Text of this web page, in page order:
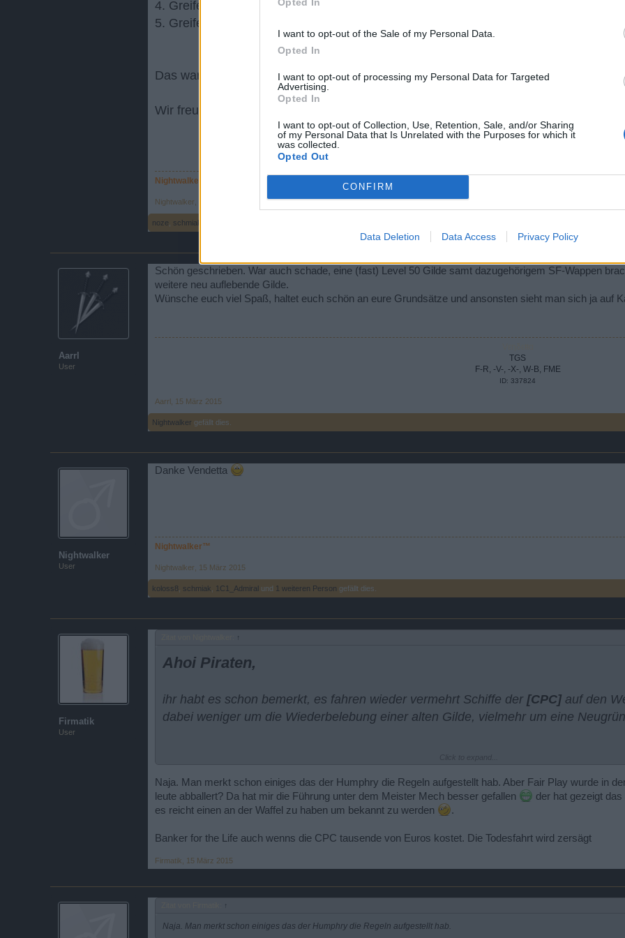
I want to opt-out of the Sale of my Personal Data.
Opted In
I want to opt-out of processing my Personal Data for Targeted
Advertising.
Opted In
I want to opt-out of Collection, Use, Retention, Sale, and/or Sharing
of my Personal Data that Is Unrelated with the Purposes for which it
was collected.
Opted Out
CONFIRM
Data Deletion Data Access Privacy Policy
4. Greife uns unnötig oft an
5. Greife uns mit der Ahab an
Das war's vorerst, ich hoffe, ich habe nichts vergessen.
Wir freuen uns auf harte aber faire Fights auf den Weltmeeren und in der Arena!
Nightwalker™
Nightwalker
noze schmiak
Aarrl
User
Schön geschrieben. War auch schade, eine (fast) Level 50 Gilde samt dazugehörigem SF-Wappen
weitere neu auflebende Gilde.
Wünsche euch viel Spaß, haltet euch schön an eure Grundsätze und ansonsten sieht man sich ja auf
TGS
F-R, -V-, -X-, W-B, FME
ID: 337824
Aarrl 15 März 2015
Nightwalker gefällt dies.
Nightwalker
User
Danke Vendetta
Nightwalker™
Nightwalker 15 März 2015
koloss8 schmiak 1C1_Admiral und 1 weiteren Person gefällt dies.
Firmatik
User
↑
Ahoi Piraten,
ihr habt es schon bemerkt, es fahren wieder vermehrt Schiffe der [CPC] auf den
dabei weniger um die Wiederbelebung einer alten Gilde, vielmehr um eine
Es gibt keine Regeln, wir sind Piraten. Wir spielen PVP und vielArena.
Jeder CPCler kann spielen wie er will und eigene Rot-Listen führen.
Aber wir sind freundliche und faire Piraten.Im Klartext heißt das, dass zwar
darf, was er möchte. Da wir aber auch freundliche Piraten sind blubben wir
dem Spiel und dem Realleben unterscheiden. Wir verhalten uns im Global Chat
freundlich.
Was ist mit Mech, Paysafe und sonstigen alten Geschichten der CPC?
Naja. Man merkt schon einiges das der Humphry die Regeln aufgestellt hab. Aber Fair Play wurde in
leute abballert? Da hat mir die Führung unter dem Meister Mech besser gefallen
der hat gezeigt
es reicht einen an der Waffel zu haben um bekannt zu werden
.
Banker for the Life auch wenns die CPC tausende von Euros kostet. Die Todesfahrt wird zersägt
Firmatik 15 März 2015
↑
Naja. Man merkt schon einiges das der Humphry die Regeln aufgestellt hab.